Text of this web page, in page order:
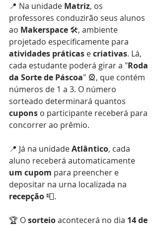
📍 Na unidade Matriz, os
professores conduzirão seus alunos
ao Makerspace 🛠️, ambiente
projetado especificamente para
atividades práticas e criativas. Lá,
cada estudante poderá girar a "Roda
da Sorte de Páscoa" 🎡, que contém
números de 1 a 3. O número
sorteado determinará quantos
cupons o participante receberá para
concorrer ao prêmio.
📍 Já na unidade Atlântico, cada
aluno receberá automaticamente
um cupom para preencher e
depositar na urna localizada na
recepção 📮.
🏆 O sorteio acontecerá no dia 14 de